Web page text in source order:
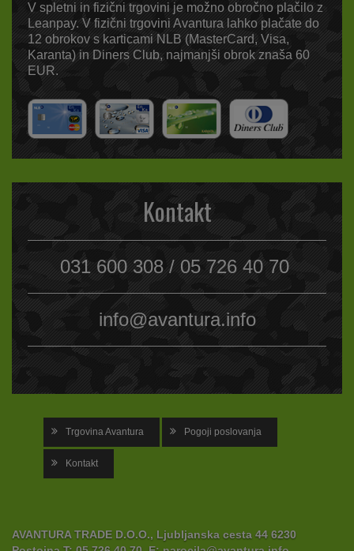
V spletni in fizični trgovini je možno obročno plačilo z
Leanpay. V fizični trgovini Avantura lahko plačate do
12 obrokov s karticami NLB (MasterCard, Visa,
Karanta) in Diners Club, najmanjši obrok znaša 60
EUR.
Kontakt
031 600 308 / 05 726 40 70
info@avantura.info
Trgovina Avantura Pogoji poslovanja
Kontakt
AVANTURA TRADE D.O.O., Ljubljanska cesta 44 6230